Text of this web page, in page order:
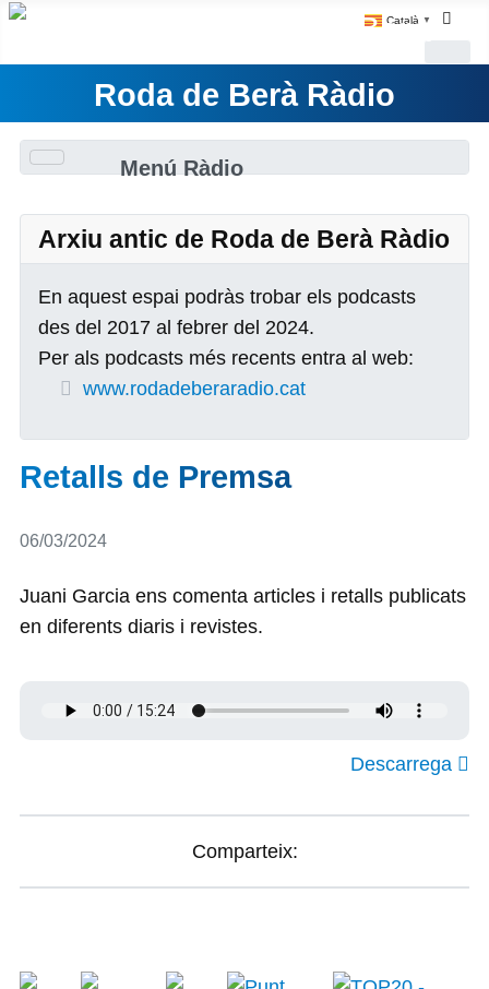
Català ▼
Roda de Berà Ràdio
Menú Ràdio
Arxiu antic de Roda de Berà Ràdio
En aquest espai podràs trobar els podcasts
des del 2017 al febrer del 2024.
Per als podcasts més recents entra al web:
www.rodadeberaradio.cat
Retalls de Premsa
Detalls
06/03/2024
Juani Garcia ens comenta articles i retalls publicats
en diferents diaris i revistes.
Descarrega
Comparteix: